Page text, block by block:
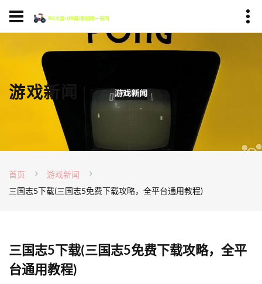
游戏新闻
首页
游戏新闻
三国志5下载(三国志5免费下载攻略，全平台通用教程)
三国志5下载(三国志5免费下载攻略，全平
台通用教程)